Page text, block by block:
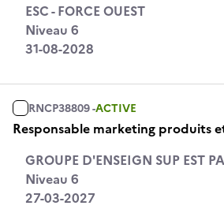
ESC - FORCE OUEST
Niveau 6
31-08-2028
RNCP38809 -ACTIVE
Responsable marketing produits
GROUPE D'ENSEIGN SUP EST
Niveau 6
27-03-2027